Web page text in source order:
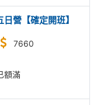
營【確定開班】
7660
額滿